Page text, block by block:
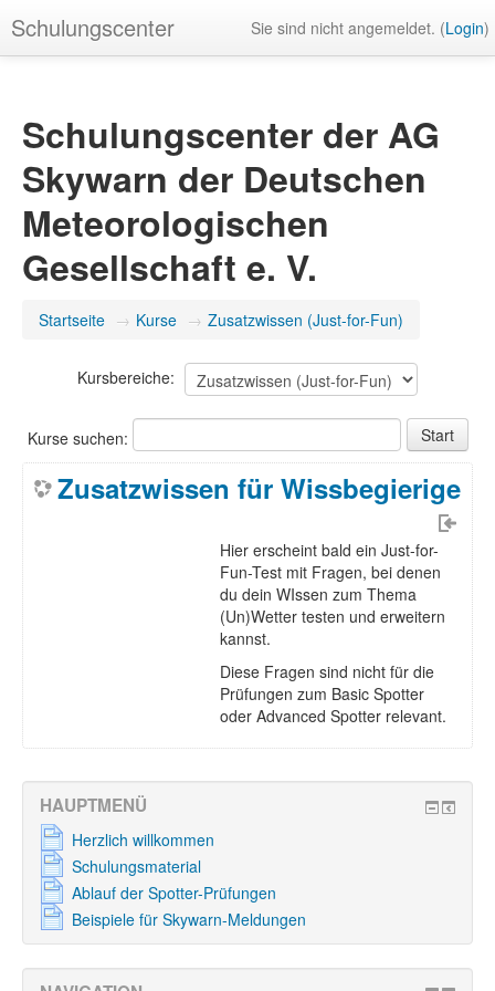
Schulungscenter Sie sind nicht angemeldet. (Login)
Schulungscenter der AG
Skywarn der Deutschen
Meteorologischen
Gesellschaft e. V.
Startseite → Kurse → Zusatzwissen (Just-for-Fun)
Kursbereiche:
Kurse suchen:
Zusatzwissen für Wissbegierige
Hier erscheint bald ein Just-for-
Fun-Test mit Fragen, bei denen
du dein WIssen zum Thema
(Un)Wetter testen und erweitern
kannst.
Diese Fragen sind nicht für die
Prüfungen zum Basic Spotter
oder Advanced Spotter relevant.
HAUPTMENÜ
Herzlich willkommen
Schulungsmaterial
Ablauf der Spotter-Prüfungen
Beispiele für Skywarn-Meldungen